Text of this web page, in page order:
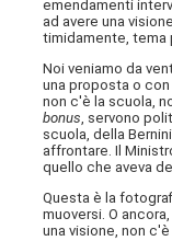
emendamenti
ad avere una
timidamente, tema
Noi veniamo da
una proposta o
non c'è la scuola,
bonus , servono
scuola, della
affrontare. Il
quello che aveva
Questa è la
muoversi. O
una visione, non c'è